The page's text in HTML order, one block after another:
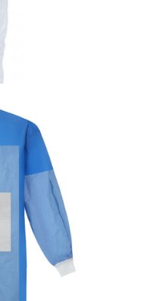
Plus, niesterylny
indywidualnej
500 Labo